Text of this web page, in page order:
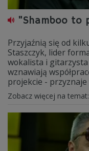
"Shamboo to
Przyjaźnią się od
Staszczyk, lider
wokalista i
wznawiają
projekcie -
Zobacz więcej na temat: